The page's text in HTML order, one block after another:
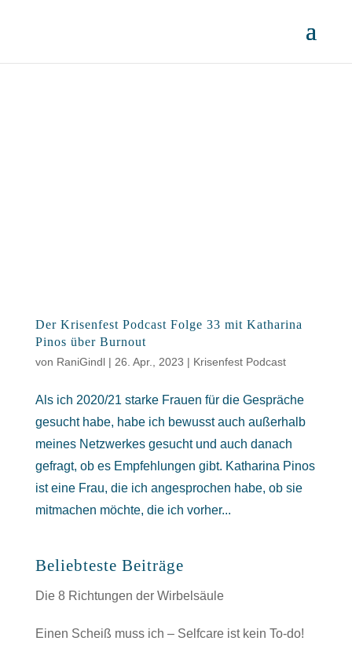
Der Krisenfest Podcast Folge 33 mit Katharina
Pinos über Burnout
von RaniGindl| 26. Apr., 2023 | Krisenfest Podcast
Als ich 2020/21 starke Frauen für die Gespräche
gesucht habe, habe ich bewusst auch außerhalb
meines Netzwerkes gesucht und auch danach
gefragt, ob es Empfehlungen gibt. Katharina Pinos
ist eine Frau, die ich angesprochen habe, ob sie
mitmachen möchte, die ich vorher...
Beliebteste Beiträge
Die 8 Richtungen der Wirbelsäule
Einen Scheiß muss ich – Selfcare ist kein To-do!